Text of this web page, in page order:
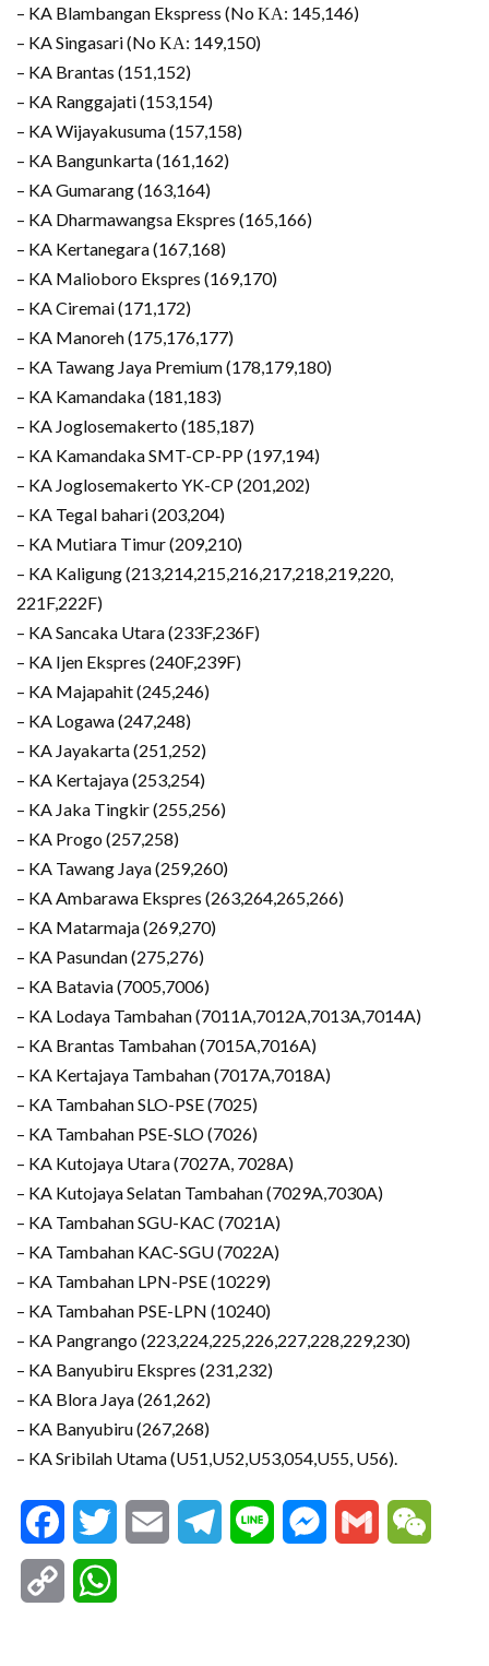
– KA Blambangan Ekspress (No ΚΑ: 145,146)
– KA Singasari (No ΚΑ: 149,150)
– KA Brantas (151,152)
– KA Ranggajati (153,154)
– KA Wijayakusuma (157,158)
– KA Bangunkarta (161,162)
– KA Gumarang (163,164)
– KA Dharmawangsa Ekspres (165,166)
– KA Kertanegara (167,168)
– KA Malioboro Ekspres (169,170)
– KA Ciremai (171,172)
– KA Manoreh (175,176,177)
– KA Tawang Jaya Premium (178,179,180)
– KA Kamandaka (181,183)
– KA Joglosemakerto (185,187)
– KA Kamandaka SMT-CP-PP (197,194)
– KA Joglosemakerto YK-CP (201,202)
– KA Tegal bahari (203,204)
– KA Mutiara Timur (209,210)
– KA Kaligung (213,214,215,216,217,218,219,220,
221F,222F)
– KA Sancaka Utara (233F,236F)
– KA Ijen Ekspres (240F,239F)
– KA Majapahit (245,246)
– KA Logawa (247,248)
– KA Jayakarta (251,252)
– KA Kertajaya (253,254)
– KA Jaka Tingkir (255,256)
– KA Progo (257,258)
– KA Tawang Jaya (259,260)
– KA Ambarawa Ekspres (263,264,265,266)
– KA Matarmaja (269,270)
– KA Pasundan (275,276)
– KA Batavia (7005,7006)
– KA Lodaya Tambahan (7011A,7012A,7013A,7014A)
– KA Brantas Tambahan (7015A,7016A)
– KA Kertajaya Tambahan (7017A,7018A)
– KA Tambahan SLO-PSE (7025)
– KA Tambahan PSE-SLO (7026)
– KA Kutojaya Utara (7027A, 7028A)
– KA Kutojaya Selatan Tambahan (7029A,7030A)
– KA Tambahan SGU-KAC (7021A)
– KA Tambahan KAC-SGU (7022A)
– KA Tambahan LPN-PSE (10229)
– KA Tambahan PSE-LPN (10240)
– KA Pangrango (223,224,225,226,227,228,229,230)
– KA Banyubiru Ekspres (231,232)
– KA Blora Jaya (261,262)
– KA Banyubiru (267,268)
– KA Sribilah Utama (U51,U52,U53,054,U55, U56).
FacebookTwitter Email Telegram
Line Messenger
Gmail
Copy